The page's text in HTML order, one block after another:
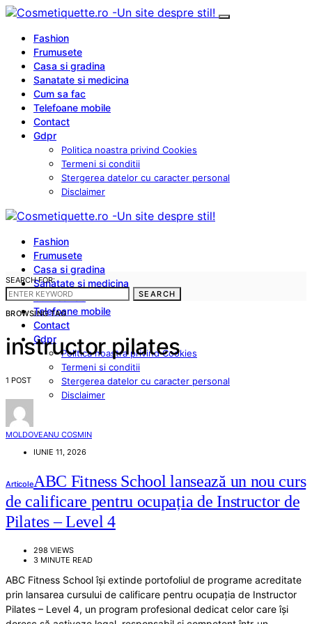
Fashion
Frumusete
Casa si gradina
Sanatate si medicina
Cum sa fac
Telefoane mobile
Contact
Gdpr
Politica noastra privind Cookies
Termeni si conditii
Stergerea datelor cu caracter personal
Disclaimer
Fashion
Frumusete
Casa si gradina
Sanatate si medicina
Cum sa fac
Telefoane mobile
Contact
Gdpr
Politica noastra privind Cookies
Termeni si conditii
Stergerea datelor cu caracter personal
Disclaimer
SEARCH FOR:
SEARCH
BROWSING TAG
instructor pilates
1 POST
MOLDOVEANU COSMIN
IUNIE 11, 2026
ArticoleABC Fitness School lansează un nou curs
de calificare pentru ocupația de Instructor de
Pilates – Level 4
298 VIEWS
3 MINUTE READ
ABC Fitness School își extinde portofoliul de programe acreditate
prin lansarea cursului de calificare pentru ocupația de Instructor
Pilates – Level 4, un program profesional dedicat celor care își